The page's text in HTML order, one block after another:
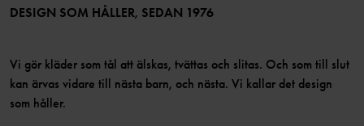
Bli medlem
DESIGN SOM HÅLLER, SEDAN 1976
Vi gör kläder som tål att älskas, tvättas och slitas. Och som till slut
kan ärvas vidare till nästa barn, och nästa. Vi kallar det design
som håller.